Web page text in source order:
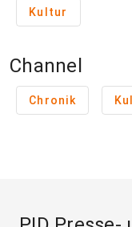
Kultur
Channel
Chronik